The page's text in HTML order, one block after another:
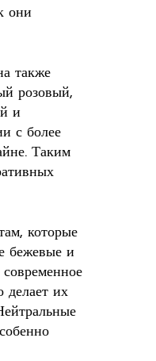
они
также
розовый,
и
с более
Таким
которые
бежевые и
делает их